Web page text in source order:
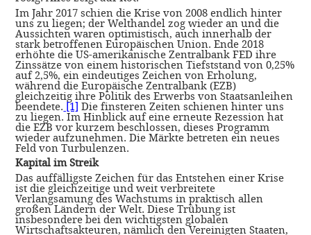
Im Jahr 2017 schien die Krise von 2008 endlich hinter
uns zu liegen; der Welthandel zog wieder an und die
Aussichten waren optimistisch, auch innerhalb der
stark betroffenen Europäischen Union. Ende 2018
erhöhte die US-amerikanische Zentralbank FED ihre
Zinssätze von einem historischen Tiefststand von 0,25%
auf 2,5%, ein eindeutiges Zeichen von Erholung,
während die Europäische Zentralbank (EZB)
gleichzeitig ihre Politik des Erwerbs von Staatsanleihen
beendete. [1] Die finsteren Zeiten schienen hinter uns
zu liegen. Im Hinblick auf eine erneute Rezession hat
die EZB vor kurzem beschlossen, dieses Programm
wieder aufzunehmen. Die Märkte betreten ein neues
Feld von Turbulenzen.
Kapital im Streik
Das auffälligste Zeichen für das Entstehen einer Krise
ist die gleichzeitige und weit verbreitete
Verlangsamung des Wachstums in praktisch allen
großen Ländern der Welt. Diese Trübung ist
insbesondere bei den wichtigsten globalen
Wirtschaftsakteuren, nämlich den Vereinigten Staaten,